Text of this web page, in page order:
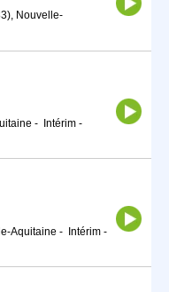
Nouvelle-
- Intérim -
Aquitaine - Intérim -